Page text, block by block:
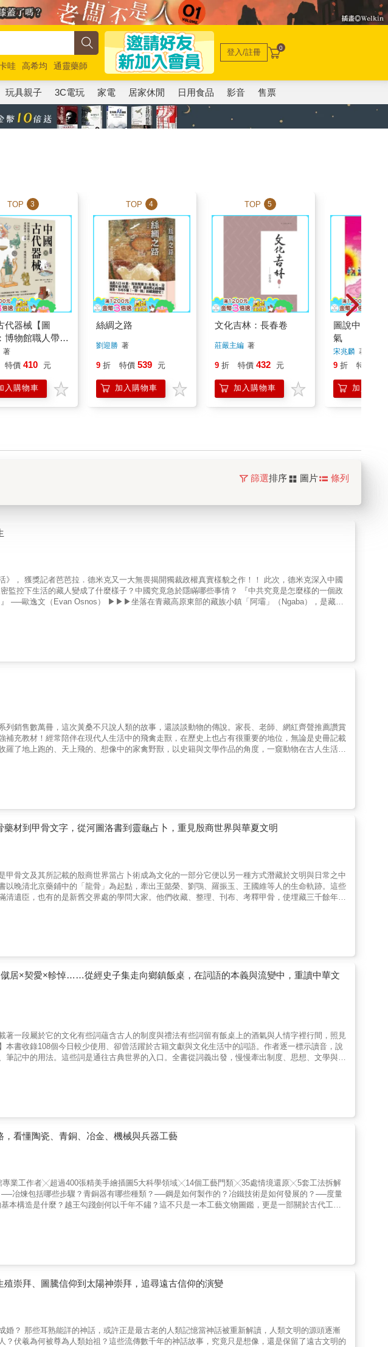
哇 高希均
通靈藥師
登入/註冊 0
玩具親子 3C電玩 家電 居家休閒 日用食品 影音 售票
TOP 3
代器械【圖
博物館職人帶
懂陶瓷、青銅、
機械與兵器工藝
著
特價 410 元
入購物車
TOP 4
絲綢之路
劉迎勝著
9 折 特價 539 元
加入購物車
TOP 5
文化吉林：長春卷
莊嚴主編著
9 折 特價 432 元
加入購物車
圖說中國傳
氣
宋兆麟著
9 折 特價
加入購物
篩選排序 圖片 條列
德米克深入中國
他們自知褻瀆了西藏人的神聖信仰，卻滿不在乎。
說法， 這個地方也成了當局
&hellip;&hellip;一致強力推薦！ 現下新疆維吾爾人與香港人所面臨的處境，
○年代，中共在西藏東部對抵抗運動鎮壓造成的死亡人數，甚至比中國要求日本一再道歉的南京
，無疑成了官方口中根本不存在的數字；尚且不論藏人同樣歷經毛澤東的大躍進，死在獄中，死
他們的遭遇比漢人更慘，不僅更早受到虐待，而且受虐的時間更長。 老一輩的藏人流血
黨龐大勢力的箝制下，則銘記達賴喇嘛的非暴力理念──他們不忍心殺戮他人，只殺自己──以自焚
來愈難以宣稱藏人很幸福，自焚事件接二連三地發生，完全擋不下來。 毛澤東曾對達賴喇
必須，打造現代化的樣板城市是必須，鼓勵他們在家中展示習近平的肖像與中國國旗更是必須；
黨一百週年之際，更不遺餘力地淡化藏人生活中佛教信仰的比重，以弱化達賴的影響力。 中國
界、印度達蘭薩拉等地，親訪達賴喇嘛與數十位藏人，並逐一考證查實，描繪出在全世界最有權力
識分子； 自小就
是普通人，他們只是想在家鄉過正常、幸福的生活， 而不
無所不能的超級大國掠奪，但他們仍努力保護文化、信仰與語言。德米克的描述細膩入微，樸實
列銷售數萬冊，這次黃桑不只說人類的故事，還談談動物的傳說。家長、老師、網紅齊聲推薦讚賞
補充教材！經常陪伴在現代人生活中的飛禽走獸，在歷史上也占有很重要的地位，無論是史冊記載
羅了地上跑的、天上飛的、想像中的家禽野獸，以史籍與文學作品的角度，一窺動物在古人生活中
為什麼同樣都是龍，西方龍跟中國龍差距卻很大？
材到甲骨文字，從河圖洛書到靈龜占卜，重見殷商世界與華夏文明
甲骨文及其所記載的殷商世界當占卜術成為文化的一部分它便以另一種方式潛藏於文明與日常之中
以晚清北京藥鋪中的「龍骨」為起點，牽出王懿榮、劉鶚、羅振玉、王國維等人的生命軌跡。這些
清遺臣，也有的是新舊交界處的學問大家。他們收藏、整理、刊布、考釋甲骨，使埋藏三千餘年的
、文獻與考古線索並置觀察。「中國」不再只是後世習以為常的稱謂，而是與方位、都邑、禮制
中國」、二里頭遺址所指向的夏都斟鄩，以及河洛地區在早期文明中的位置，都被納入同一條脈
光放在商人的先祖、遷徙、貿易、戰爭與祭祀制度上。契、成湯、王亥、上甲微等人物不只是古史
段回到文字本身，藉由造字原理與具體字例，說明甲骨文如何保存身體、器物、動物、勞作與信
到後來的漢字、禮俗與日常文化。靈龜占卜、杯珓、籤、牌、麻將、骰子、羊拐等內容，讓古老的
條由甲骨文出發的路徑：先看見殷商，再回望三代與河洛，最後重新理解仍藏在文字、遊戲和習俗
起，串聯王懿榮、劉鶚、羅振玉、王國維等人的生平，穿越夏商周與近代中國的歷史迷霧，梳理
明的重要線索。除了甲骨文的發現及考釋，書中也從占卜與祭祀出發，追溯河圖、洛書與華夏文
，尋找華夏文明的來路。
居×契愛×軫悼……從經史子集走向鄉鎮飯桌，在詞語的本義與流變中，重讀中華文
著一段屬於它的文化有些詞蘊含古人的制度與禮法有些詞留有飯桌上的酒氣與人情字裡行間，照見
本書收錄108個今日較少使用、卻曾活躍於古籍文獻與文化生活中的詞語。作者逐一標示讀音，說
記中的用法。這些詞是通往古典世界的入口。全書從詞義出發，慢慢牽出制度、思想、文學與社
裡轉換意義。「酺醵」連起古代宴飲、文人雅集與人情往來；「逃席」從小說情節、酒令故事，
穩，延伸為猶疑、觀望與政治人物的性格評判。讀者跟著一個個詞前行，會看到漢語在歷史中不
記憶寫出人間滋味】作者將詞語與自己的生命經驗連結。「朝齏」寫清苦飲食，牽出童年飢餓、粗
格】全書行文兼具知識性與散文性，常由一個詞展開，穿梭於古代文獻、歷史人物、地方文化與
寫「圈蔽」時談圈子對人才的遮蔽，寫「蜂蠆」時從毒蟲比喻說到人際中的攻擊與猜忌，寫後半
際遇。全書風格旁徵博引，卻不板滯；議論時有鋒芒，敘事時帶溫情。本書特色：本書精選108
義、引申與流變，旁徵經史子集、詩文小說、名人典故，又融入作者自身的閱讀經驗及人生感
俗與個人生命裡的樣貌。讀者既能累積詞彙、理解典故，更能在輕鬆流暢的敘述中，重新感受漢
看懂陶瓷、青銅、冶金、機械與兵器工藝
專業工作者╳超過400張精美手繪插圖5大科學領域╳14個工藝門類╳35處情境還原╳5套工法拆解
冶煉包括哪些步驟？青銅器有哪些種類？──鋼是如何製作的？冶鐵技術是如何發展的？──度量
本構造是什麼？越王勾踐劍何以千年不鏽？這不只是一本工藝文物圖鑑，更是一部關於古代工程
戰工藝極限橫跨千年的科技演進史，以現代繪畫視角，重新繪製失傳的工匠精神。博物館裡的每
。當我們驚嘆於唐三彩的繽紛或越王劍的鋒芒時，背後是無數次冶煉、配比與力學計算的成果。
家攜手，歷時四年，將艱澀的史料轉化為超過400幅極其精美的細節圖與結構圖。從陶瓷的釉色配
精美裝飾，全面剖析青銅器的製作工藝與文化內涵。▲冶金：涵蓋冶鐵、煉鋼、鉛銀冶煉等技
代冶金的智慧。▲機械：從長信宮燈到水運儀象台，從度量衡到自動機械，探索古代機械的精妙與
冑到水路戰備，全方位解讀古代兵器的演變與技術革新。【名人推薦】高雄市陽明國中歷史教師
薦人依姓名筆畫排序）
崇拜、圖騰信仰到太陽神崇拜，追尋遠古信仰的演變
婚？ 那些耳熟能詳的神話，或許正是最古老的人類記憶當神話被重新解讀，人類文明的源頭逐漸
伏羲為何被尊為人類始祖？這些流傳數千年的神話故事，究竟只是想像，還是保留了遠古文明的